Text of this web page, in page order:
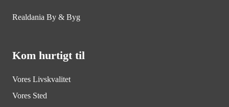
Realdania By & Byg
Kom hurtigt til
Vores Livskvalitet
Vores Sted